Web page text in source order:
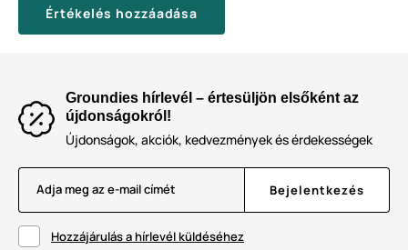
Értékelés hozzáadása
Groundies hírlevél – értesüljön elsőként az
újdonságokról!
Újdonságok, akciók, kedvezmények és érdekességek
Adja meg az e-mail címét Bejelentkezés
Hozzájárulás a hírlevél küldéséhez